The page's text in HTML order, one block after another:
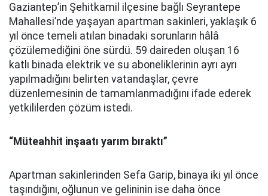
Gaziantep’in Şehitkamil ilçesine bağlı Seyrantepe
Mahallesi’nde yaşayan apartman sakinleri, yaklaşık 6
yıl önce temeli atılan binadaki sorunların hâlâ
çözülemediğini öne sürdü. 59 daireden oluşan 16
katlı binada elektrik ve su aboneliklerinin ayrı ayrı
yapılmadığını belirten vatandaşlar, çevre
düzenlemesinin de tamamlanmadığını ifade ederek
yetkililerden çözüm istedi.
“Müteahhit inşaatı yarım bıraktı”
Apartman sakinlerinden Sefa Garip, binaya iki yıl önce
taşındığını, oğlunun ve gelininin ise daha önce